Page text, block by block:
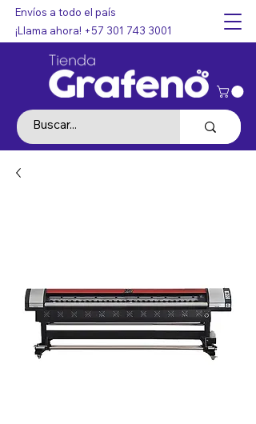
Envíos a todo el país
¡Llama ahora! +57 301 743 3001